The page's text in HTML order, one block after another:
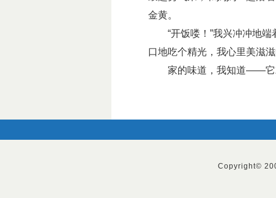
金黄。
“开饭喽！”我兴冲冲地端
口地吃个精光，我心里美滋滋
家的味道，我知道——它就
Copyright©